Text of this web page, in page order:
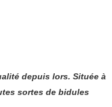
depuis lors. Située à
sortes de bidules